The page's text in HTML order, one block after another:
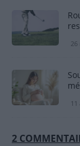
26
2